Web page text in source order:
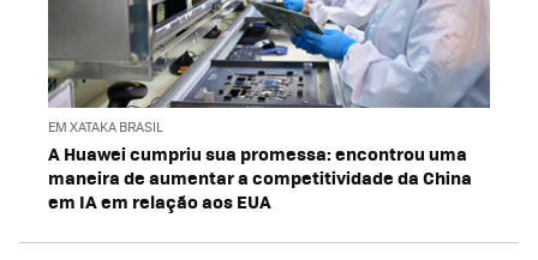
EM XATAKA BRASIL
A Huawei cumpriu sua promessa: encontrou uma
maneira de aumentar a competitividade da China
em IA em relação aos EUA